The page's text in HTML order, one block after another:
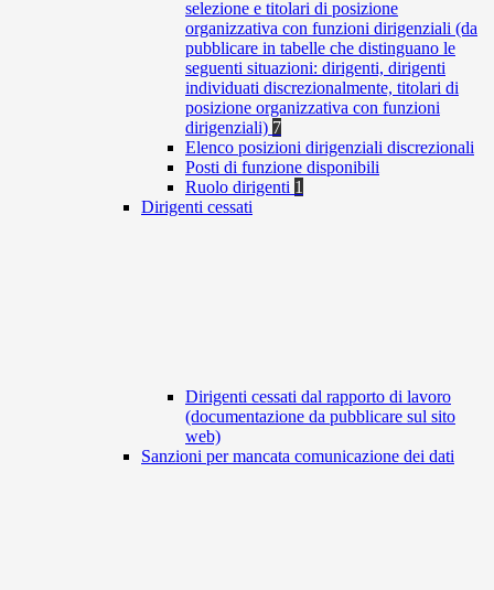
selezione e titolari di posizione
organizzativa con funzioni dirigenziali (da
pubblicare in tabelle che distinguano le
seguenti situazioni: dirigenti, dirigenti
individuati discrezionalmente, titolari di
posizione organizzativa con funzioni
dirigenziali) 7
Elenco posizioni dirigenziali discrezionali
Posti di funzione disponibili
Ruolo dirigenti 1
Dirigenti cessati
Dirigenti cessati dal rapporto di lavoro
(documentazione da pubblicare sul sito
web)
Sanzioni per mancata comunicazione dei dati